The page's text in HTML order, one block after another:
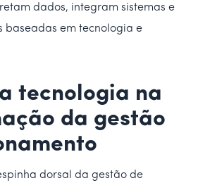
dados, integram sistemas e
baseadas em tecnologia e
tecnologia na
da gestão
dorsal da gestão de